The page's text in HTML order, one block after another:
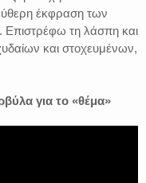
έκφραση των
Επιστρέφω τη λάσπη και
και στοχευμένων,
για το «θέμα»